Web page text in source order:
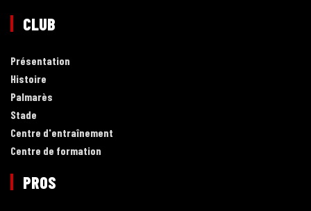
CLUB
Présentation
Histoire
Palmarès
Stade
Centre d'entraînement
Centre de formation
PROS